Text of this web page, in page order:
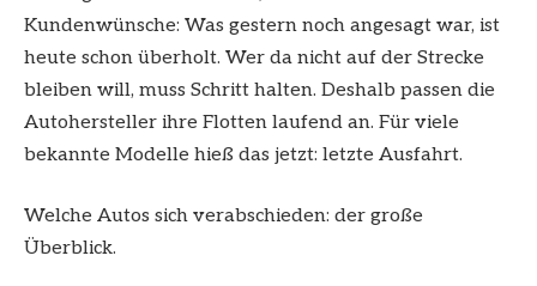
Kundenwünsche: Was gestern noch angesagt war, ist
heute schon überholt. Wer da nicht auf der Strecke
bleiben will, muss Schritt halten. Deshalb passen die
Autohersteller ihre Flotten laufend an. Für viele
bekannte Modelle hieß das jetzt: letzte Ausfahrt.
Welche Autos sich verabschieden: der große
Überblick.